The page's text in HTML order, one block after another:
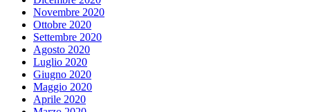
Novembre 2020
Ottobre 2020
Settembre 2020
Agosto 2020
Luglio 2020
Giugno 2020
Maggio 2020
Aprile 2020